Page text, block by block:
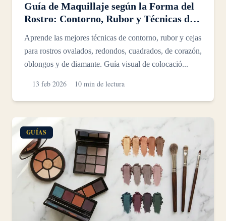
Guía de Maquillaje según la Forma del
Rostro: Contorno, Rubor y Técnicas de
Aprende las mejores técnicas de contorno, rubor y cejas
para rostros ovalados, redondos, cuadrados, de corazón,
oblongos y de diamante. Guía visual de colocació...
13 feb 2026 10 min de lectura
GUÍAS